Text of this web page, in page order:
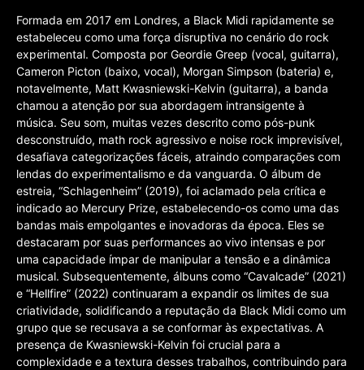
Formada em 2017 em Londres, a Black Midi rapidamente se
estabeleceu como uma força disruptiva no cenário do rock
experimental. Composta por Geordie Greep (vocal, guitarra),
Cameron Picton (baixo, vocal), Morgan Simpson (bateria) e,
notavelmente, Matt Kwasniewski-Kelvin (guitarra), a banda
chamou a atenção por sua abordagem intransigente à
música. Seu som, muitas vezes descrito como pós-punk
desconstruído, math rock agressivo e noise rock imprevisível,
desafiava categorizações fáceis, atraindo comparações com
lendas do experimentalismo e da vanguarda. O álbum de
estreia, “Schlagenheim” (2019), foi aclamado pela crítica e
indicado ao Mercury Prize, estabelecendo-os como uma das
bandas mais empolgantes e inovadoras da época. Eles se
destacaram por suas performances ao vivo intensas e por
uma capacidade ímpar de manipular a tensão e a dinâmica
musical. Subsequentemente, álbuns como “Cavalcade” (2021)
e “Hellfire” (2022) continuaram a expandir os limites de sua
criatividade, solidificando a reputação da Black Midi como um
grupo que se recusava a se conformar às expectativas. A
presença de Kwasniewski-Kelvin foi crucial para a
complexidade e a textura desses trabalhos, contribuindo para